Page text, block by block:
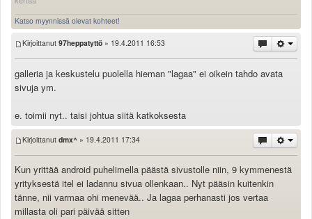
Katso myynnissä olevat kohteet!
Kirjoittanut 97heppatyttö » 19.4.2011 16:53
galleria ja keskustelu puolella hieman "lagaa" ei oikein tahdo avata
sivuja ym.
e. toimii nyt.. taisi johtua siitä katkoksesta
Kirjoittanut dmx^ » 19.4.2011 17:34
Kun yrittää android puhelimella päästä sivustolle niin, 9 kymmenestä
yrityksestä itel ei ladannu sivua ollenkaan.. Nyt pääsin kuitenkin
tänne, nii varmaa ohi menevää.. Ja lagaa perhanasti jos vertaa
millasta oli pari päivää sitten